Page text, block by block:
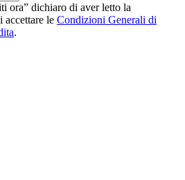
ora” dichiaro di aver letto la
accettare le Condizioni Generali di
.